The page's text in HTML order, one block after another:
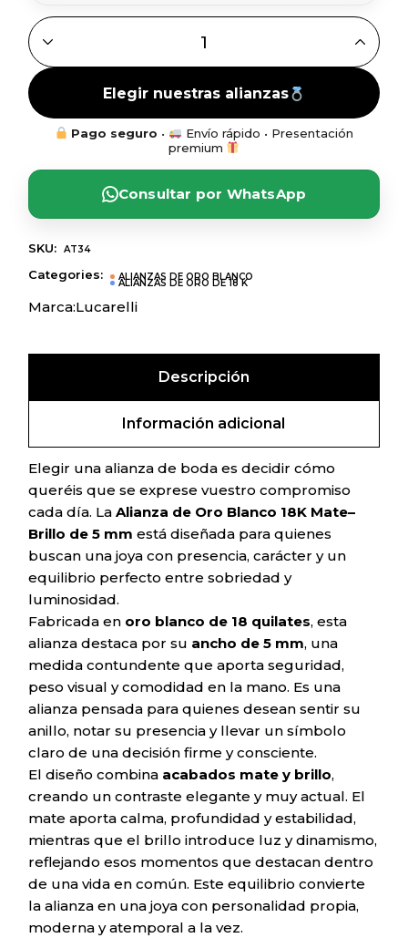
ALIANZA ORO BLANCO 18K MATE-BRILLO - 5MM
Elegir nuestras alianzas
Pago seguro •
Envío rápido • Presentación
premium
Consultar por WhatsApp
SKU: AT34
Categories: ALIANZAS DE ORO BLANCO
ALIANZAS DE ORO DE 18 K
Marca:Lucarelli
Descripción
Información adicional
Elegir una alianza de boda es decidir cómo
queréis que se exprese vuestro compromiso
cada día. LaAlianza de Oro Blanco 18K Mate–
Brillo de 5 mm está diseñada para quienes
buscan una joya con presencia, carácter y un
equilibrio perfecto entre sobriedad y
luminosidad.
Fabricada en oro blanco de 18 quilates, esta
alianza destaca por su ancho de 5 mm, una
medida contundente que aporta seguridad,
peso visual y comodidad en la mano. Es una
alianza pensada para quienes desean sentir su
anillo, notar su presencia y llevar un símbolo
claro de una decisión firme y consciente.
El diseño combina acabados mate y brillo,
creando un contraste elegante y muy actual. El
mate aporta calma, profundidad y estabilidad,
mientras que el brillo introduce luz y dinamismo,
reflejando esos momentos que destacan dentro
de una vida en común. Este equilibrio convierte
la alianza en una joya con personalidad propia,
moderna y atemporal a la vez.